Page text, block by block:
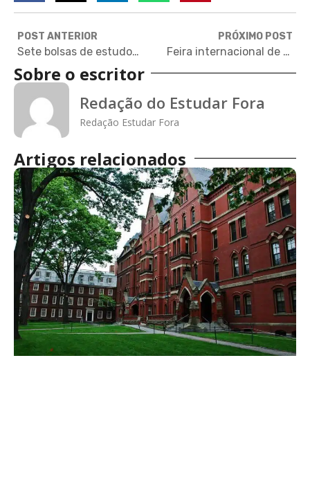
POST ANTERIOR
Sete bolsas de estudos com inscrições abertas
PRÓXIMO POST
Feira internacional de MBA terá representantes de 30 universidades
Sobre o escritor
Redação do Estudar Fora
Redação Estudar Fora
Artigos relacionados